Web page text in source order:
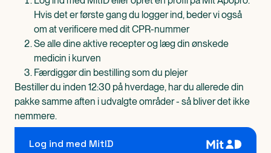
Hvis det er første gang du logger ind, beder vi også
om at verificere med dit CPR-nummer
Se alle dine aktive recepter og læg din ønskede
medicin i kurven
Færdiggør din bestilling som du plejer
Bestiller du inden 12:30 på hverdage, har du allerede din
pakke samme aften i udvalgte områder - så bliver det ikke
nemmere.
Log ind med MitID